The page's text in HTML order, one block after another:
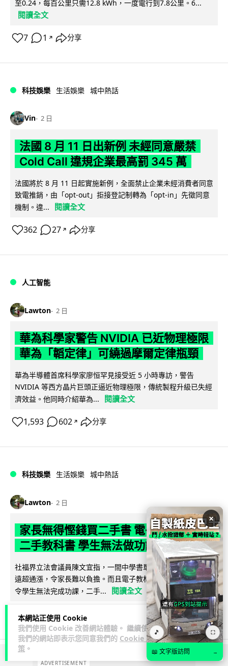
本網站正使用 Cookie
我們使用 Cookie 改善網站體驗。 繼續使用
我們的網站即表示您同意我們的 Cookie 政
策 。
至0.24，每百公里只需12.8 kWh，一度電行到7.8公里。6...
閱讀全文
7 1 ↗ 分享
科技娛樂 生活娛樂 城中熱話
Vin 2 日
法國 8 月 11 日出新例 未經同意嚴禁
Cold Call 違規企業最高罰 345 萬
法國將於 8 月 11 日起實施新例，全面禁止企業未經消費者同意
致電推銷，由「opt-out」拒接登記制轉為「opt-in」先徵同意
機制。違...
閱讀全文
362 27 ↗ 分享
人工智能
Lawton 2 日
華為科學家警告 NVIDIA 已近物理極限
華為「韜定律」可繞過摩爾定律瓶頸
華為半導體首席科學家廖恒罕見接受近 5 小時專訪，警告
NVIDIA 等西方晶片巨頭正逼近物理極限，傳統製程升級已失經
濟效益。他同時介紹華為...
閱讀全文
1,593 602 ↗ 分享
科技娛樂 生活娛樂 城中熱話
Lawton 2 日
家長無得慳錢買二手書 電子啟動碼鎖死
二手教科書 學生無法做功課
社福界立法會議員陳文宜指，一間中學書單價錢按年加 14.7%
遠超通漲，令家長難以負擔。而且電子教材啟動碼這項設計，
令學生無法完成功課，二手...
閱讀全文
986 381
ADVERTISEMENT
×
🎵 ⛶
📖 文字版訪問 →